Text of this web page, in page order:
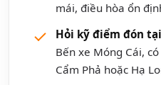
mái, điều hòa ổn
Hỏi kỹ điểm đón
Bến xe Móng Cái,
Cẩm Phả hoặc Hạ